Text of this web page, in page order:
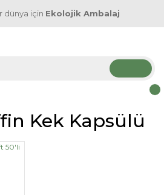
dünya için Ekolojik Ambalaj
Kek Kapsülü